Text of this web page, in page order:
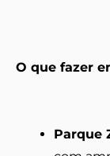
O que fazer
Parque